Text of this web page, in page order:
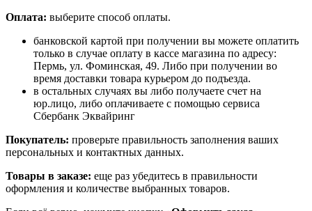
Оплата: выберите способ оплаты.
банковской картой при получении вы можете оплатить
только в случае оплату в кассе магазина по адресу:
Пермь, ул. Фоминская, 49. Либо при получении во
время доставки товара курьером до подъезда.
в остальных случаях вы либо получаете счет на
юр.лицо, либо оплачиваете с помощью сервиса
Сбербанк Эквайринг
Покупатель: проверьте правильность заполнения ваших
персональных и контактных данных.
Товары в заказе: еще раз убедитесь в правильности
оформления и количестве выбранных товаров.